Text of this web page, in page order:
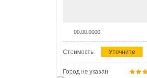
00.00.0000
Стоимость: Уточните
Город не указан